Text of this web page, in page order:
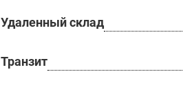
Удаленный склад
Транзит